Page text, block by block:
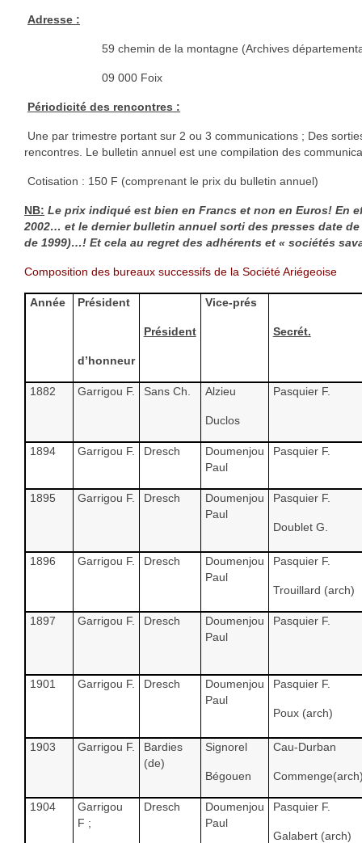
Diocèses et évêques
Histoire Générale du Languedoc
HGL: 498 à 1095
HGL: 1201 à 1249
HGL: 1300 à 1350
HGL: 1255 à 1297
HGL: 1352 à 1499
Personnalités Seconde guerre mondiale
La garde aux Pyrénées de 1808 à 1814
Adresse :
59 chemin de la montagne (Archives
09 000 Foix
Périodicité des rencontres :
Une par trimestre portant sur 2 ou 3 communications ; Des
rencontres. Le bulletin annuel est une compilation des
Cotisation : 150 F (comprenant le prix du bulletin annuel)
NB: Le prix indiqué est bien en Francs et non en Euros! En
2002… et le dernier bulletin annuel sorti des presses date
de 1999)…! Et cela au regret des adhérents et « sociétés
Composition des bureaux successifs de la Société Ariégeoise
Année Président
d’honneur
Président
Vice-prés
Secrét.
1882 Garrigou F. Sans Ch. Alzieu
Duclos
Pasquier F.
1894 Garrigou F. Dresch
Doumenjou
Paul
Pasquier F.
1895 Garrigou F. Dresch
Doumenjou
Paul
Pasquier F.
Doublet G.
1896 Garrigou F. Dresch
Doumenjou
Paul
Pasquier F.
Trouillard (arch)
1897 Garrigou F. Dresch
Doumenjou
Paul
Pasquier F.
1901 Garrigou F. Dresch
Doumenjou
Paul
Pasquier F.
Poux (arch)
1903 Garrigou F.
Bardies
(de)
Signorel
Bégouen
Cau-Durban
1904
Garrigou
F ;
Dresch
Doumenjou
Paul
Pasquier F.
Galabert (arch)